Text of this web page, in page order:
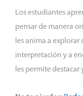
Los estudiantes
pensar de manera
les anima a
interpretación y a
les permite